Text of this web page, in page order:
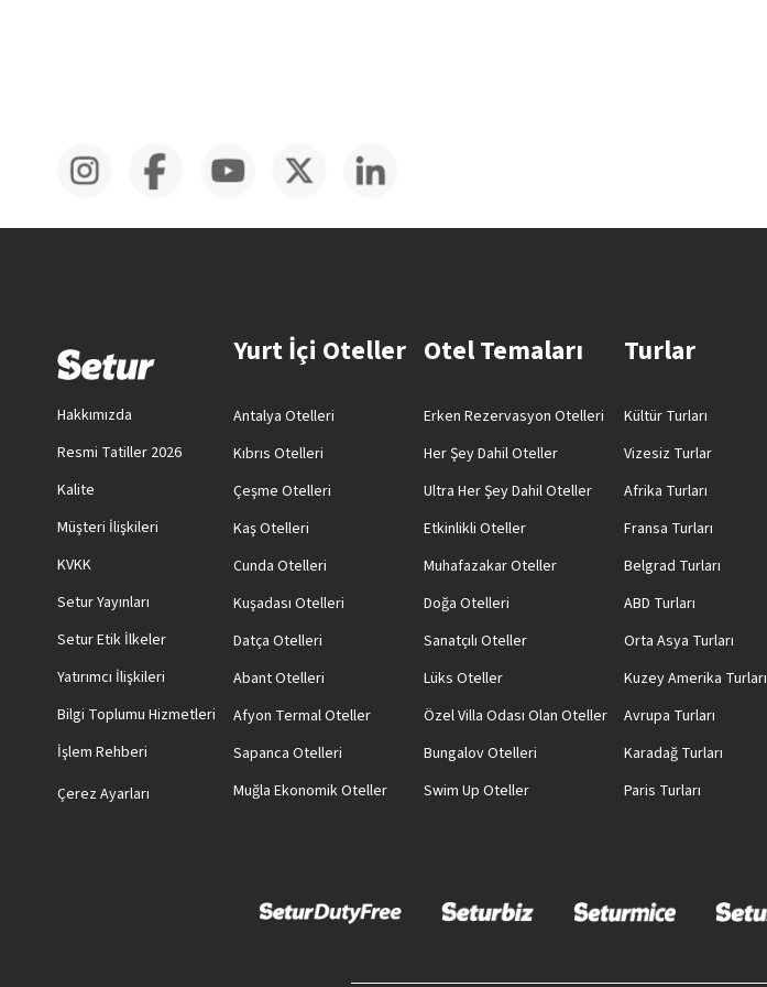
Hakkımızda
Resmi Tatiller 2026
Kalite
Müşteri İlişkileri
KVKK
Setur Yayınları
Setur Etik İlkeler
Yatırımcı İlişkileri
Bilgi Toplumu Hizmetleri
İşlem Rehberi
Çerez Ayarları
Yurt İçi Oteller
Antalya Otelleri
Kıbrıs Otelleri
Çeşme Otelleri
Kaş Otelleri
Cunda Otelleri
Kuşadası Otelleri
Datça Otelleri
Abant Otelleri
Afyon Termal Oteller
Sapanca Otelleri
Muğla Ekonomik Oteller
Otel Temaları
Erken Rezervasyon Otelleri
Her Şey Dahil Oteller
Ultra Her Şey Dahil Oteller
Etkinlikli Oteller
Muhafazakar Oteller
Doğa Otelleri
Sanatçılı Oteller
Lüks Oteller
Özel Villa Odası Olan Oteller
Bungalov Otelleri
Swim Up Oteller
Turlar
Kültür Turları
Vizesiz Turlar
Afrika Turları
Fransa Turları
Belgrad Turları
ABD Turları
Orta Asya Turları
Kuzey Amerika Turları
Avrupa Turları
Karadağ Turları
Paris Turları